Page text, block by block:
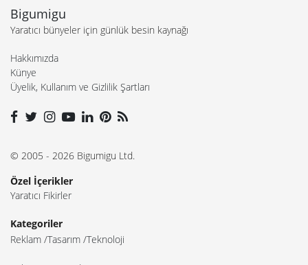
Bigumigu
Yaratıcı bünyeler için günlük besin kaynağı
Hakkımızda
Künye
Üyelik, Kullanım ve Gizlilik Şartları
© 2005 - 2026 Bigumigu Ltd.
Özel İçerikler
Yaratıcı Fikirler
Kategoriler
Reklam Tasarım Teknoloji